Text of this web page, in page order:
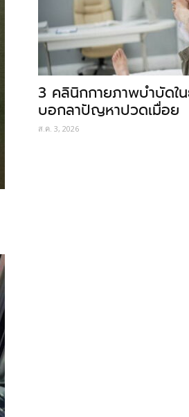
3 คลินิกกายภาพบำบัดใ
บอกลาปัญหาปวดเมื่อย
ส.ค. 3, 2026